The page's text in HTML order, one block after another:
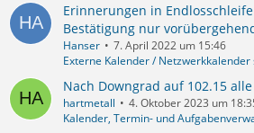
Erinnerungen in
Bestätigung nur
Hanser
7. April 2022 um 15:46
Externe Kalender /
Nach Downgrad auf 102.15
hartmetall
4. Oktober 2023 um
Kalender, Termin- und